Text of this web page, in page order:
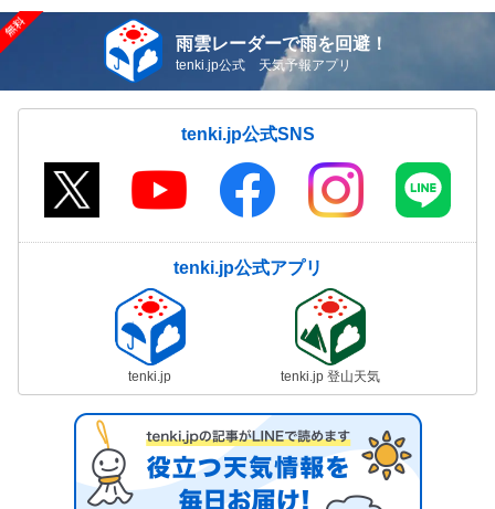
雨雲レーダーで雨を回避！
tenki.jp公式 天気予報アプリ
tenki.jp公式SNS
tenki.jp公式アプリ
tenki.jp tenki.jp 登山天気